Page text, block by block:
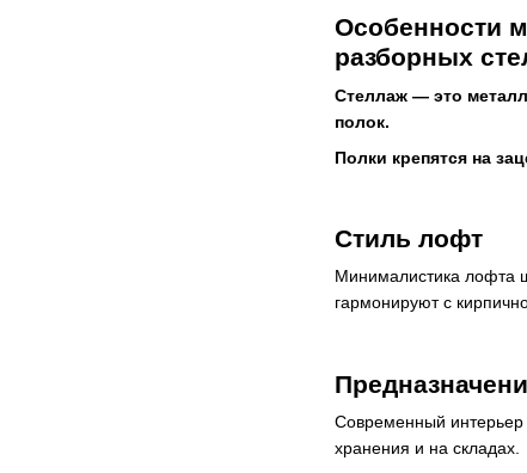
Особенности
разборных
Стеллаж — это
полок.
Полки крепятся на
Стиль лофт
Минималистика лофта
гармонируют с
Современный интерьер
хранения и на складах.